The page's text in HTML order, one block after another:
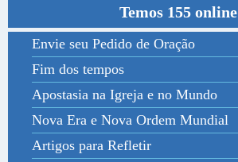
Temos 155 online
Envie seu Pedido de Oração
Fim dos tempos
Apostasia na Igreja e no Mundo
Nova Era e Nova Ordem Mundial
Artigos para Refletir